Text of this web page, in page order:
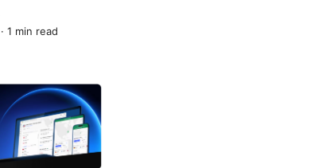
· 1 min read